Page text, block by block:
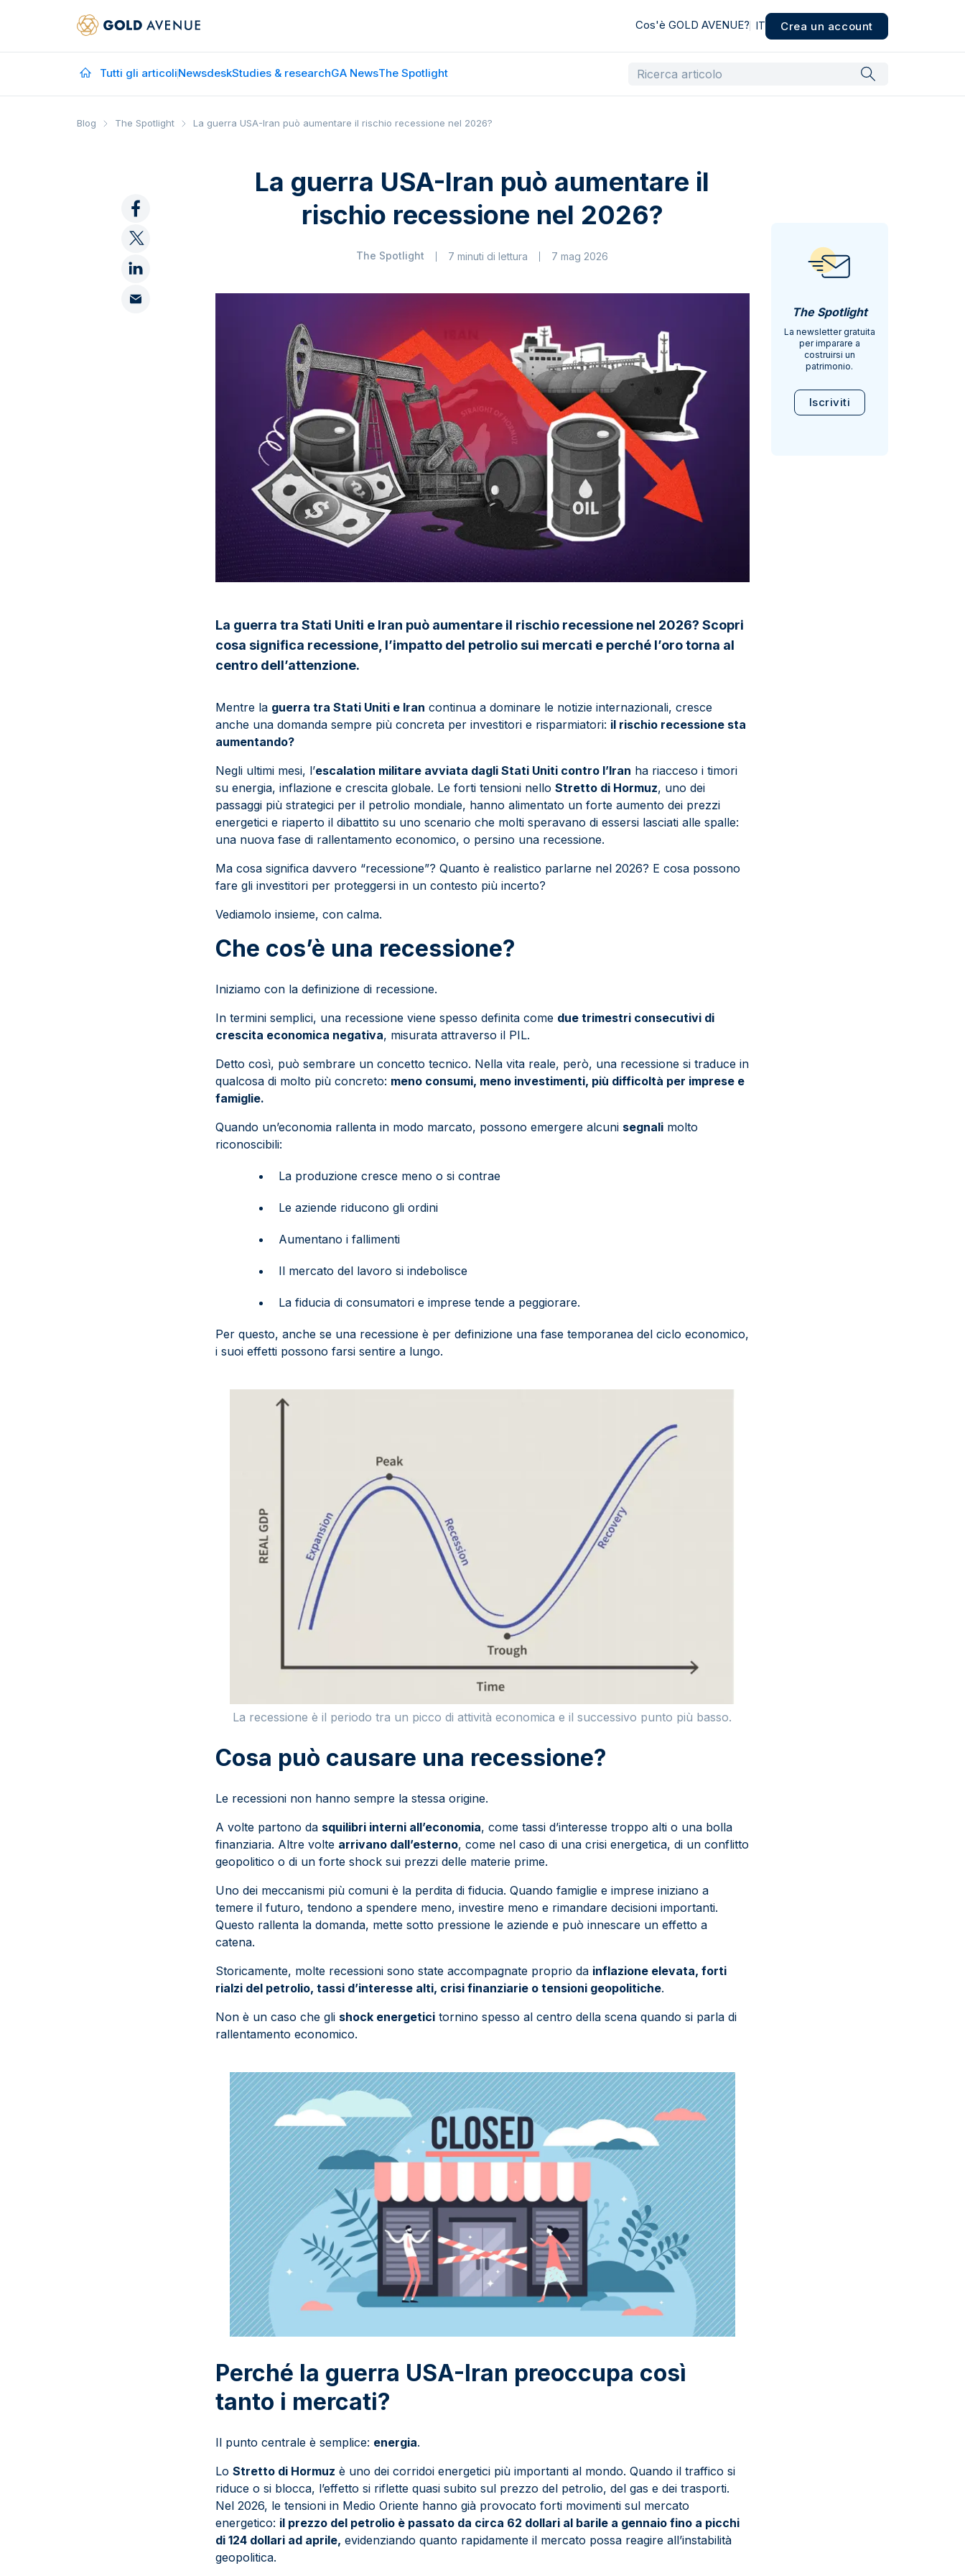
Cos'è GOLD AVENUE? IT Crea un account
Tutti gli articoliNewsdeskStudies & researchGA NewsThe Spotlight
Blog The Spotlight La guerra USA-Iran può aumentare il rischio recessione nel 2026?
La guerra USA-Iran può aumentare il
rischio recessione nel 2026?
The Spotlight 7 minuti di lettura 7 mag 2026
La guerra tra Stati Uniti e Iran può aumentare il rischio recessione nel 2026? Scopri
cosa significa recessione, l’impatto del petrolio sui mercati e perché l’oro torna al
centro dell’attenzione.
Mentre la guerra tra Stati Uniti e Iran continua a dominare le notizie internazionali, cresce
anche una domanda sempre più concreta per investitori e risparmiatori: il rischio recessione sta
aumentando?
Negli ultimi mesi, l’escalation militare avviata dagli Stati Uniti contro l’Iran ha riacceso i timori
su energia, inflazione e crescita globale. Le forti tensioni nelloStretto di Hormuz, uno dei
passaggi più strategici per il petrolio mondiale, hanno alimentato un forte aumento dei prezzi
energetici e riaperto il dibattito su uno scenario che molti speravano di essersi lasciati alle spalle:
una nuova fase di rallentamento economico, o persino una recessione.
Ma cosa significa davvero “recessione”? Quanto è realistico parlarne nel 2026? E cosa possono
fare gli investitori per proteggersi in un contesto più incerto?
Vediamolo insieme, con calma.
Che cos’è una recessione?
Iniziamo con la definizione di recessione.
In termini semplici, una recessione viene spesso definita come due trimestri consecutivi di
crescita economica negativa, misurata attraverso il PIL.
Detto così, può sembrare un concetto tecnico. Nella vita reale, però, una recessione si traduce in
qualcosa di molto più concreto: meno consumi, meno investimenti, più difficoltà per imprese e
famiglie.
Quando un’economia rallenta in modo marcato, possono emergere alcuni segnali molto
riconoscibili:
La produzione cresce meno o si contrae
Le aziende riducono gli ordini
Aumentano i fallimenti
Il mercato del lavoro si indebolisce
La fiducia di consumatori e imprese tende a peggiorare.
Per questo, anche se una recessione è per definizione una fase temporanea del ciclo economico,
i suoi effetti possono farsi sentire a lungo.
La recessione è il periodo tra un picco di attività economica e il successivo punto più basso.
Cosa può causare una recessione?
Le recessioni non hanno sempre la stessa origine.
A volte partono da squilibri interni all’economia, come tassi d’interesse troppo alti o una bolla
finanziaria. Altre volte arrivano dall’esterno, come nel caso di una crisi energetica, di un conflitto
geopolitico o di un forte shock sui prezzi delle materie prime.
Uno dei meccanismi più comuni è la perdita di fiducia. Quando famiglie e imprese iniziano a
temere il futuro, tendono a spendere meno, investire meno e rimandare decisioni importanti.
Questo rallenta la domanda, mette sotto pressione le aziende e può innescare un effetto a
catena.
Storicamente, molte recessioni sono state accompagnate proprio da inflazione elevata, forti
rialzi del petrolio, tassi d’interesse alti, crisi finanziarie o tensioni geopolitiche.
Non è un caso che gli shock energetici tornino spesso al centro della scena quando si parla di
rallentamento economico.
Perché la guerra USA-Iran preoccupa così
tanto i mercati?
Il punto centrale è semplice: energia.
LoStretto di Hormuz è uno dei corridoi energetici più importanti al mondo. Quando il traffico si
riduce o si blocca, l’effetto si riflette quasi subito sul prezzo del petrolio, del gas e dei trasporti.
Nel 2026, le tensioni in Medio Oriente hanno già provocato forti movimenti sul mercato
energetico: il prezzo del petrolio è passato da circa 62 dollari al barile a gennaio fino a picchi
di 124 dollari ad aprile, evidenziando quanto rapidamente il mercato possa reagire all’instabilità
geopolitica.
The Spotlight
La newsletter gratuita
per imparare a
costruirsi un
patrimonio.
Iscriviti